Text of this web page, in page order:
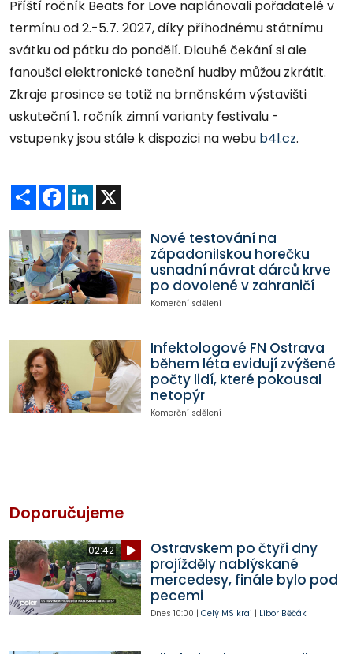
Příští ročník Beats for Love naplánovali pořadatelé v
termínu od 2.-5.7. 2027, díky příhodnému státnímu
svátku od pátku do pondělí. Dlouhé čekání si ale
fanoušci elektronické taneční hudby můžou zkrátit.
Zkraje prosince se totiž na brněnském výstavišti
uskuteční 1. ročník zimní varianty festivalu -
vstupenky jsou stále k dispozici na webu b4l.cz.
Sdílet Facebook
LinkedIn
Nové testování na
západonilskou horečku
usnadní návrat dárců krve
po dovolené v zahraničí
Komerční sdělení
Infektologové FN Ostrava
během léta evidují zvýšené
počty lidí, které pokousal
netopýr
Komerční sdělení
Doporučujeme
02:42
Ostravskem po čtyři dny
projížděly nablýskané
mercedesy, finále bylo pod
pecemi
Dnes 10:00 | Celý MS kraj | Libor Běčák